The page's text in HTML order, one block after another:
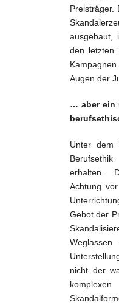
Preisträger.
ausgebaut,
den letzten
Augen der
… aber ein
Unter dem
erhalten.
Achtung
Gebot der
Weglassen
nicht der